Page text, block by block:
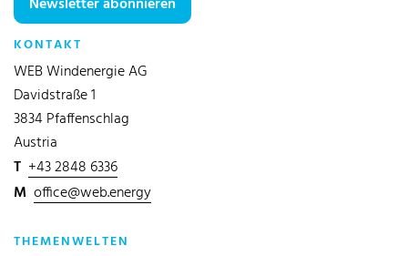
KONTAKT
WEB Windenergie AG
Davidstraße 1
3834 Pfaffenschlag
Austria
T +43 2848 6336
M office@web.energy
THEMENWELTEN